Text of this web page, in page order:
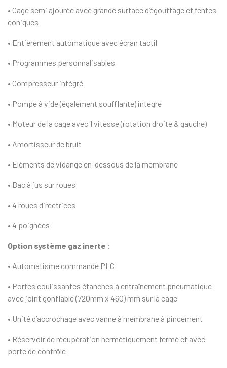
• Cage semi ajourée avec grande surface d’égouttage et fentes
coniques
• Entièrement automatique avec écran tactil
• Programmes personnalisables
• Compresseur intégré
• Pompe à vide (également soufflante) intégré
• Moteur de la cage avec 1 vitesse (rotation droite & gauche)
• Amortisseur de bruit
• Eléments de vidange en-dessous de la membrane
• Bac à jus sur roues
• 4 roues directrices
• 4 poignées
Option système gaz inerte :
• Automatisme commande PLC
• Portes coulissantes étanches à entraînement pneumatique
avec joint gonflable (720mm x 460) mm sur la cage
• Unité d’accrochage avec vanne à membrane à pincement
• Réservoir de récupération hermétiquement fermé et avec
porte de contrôle